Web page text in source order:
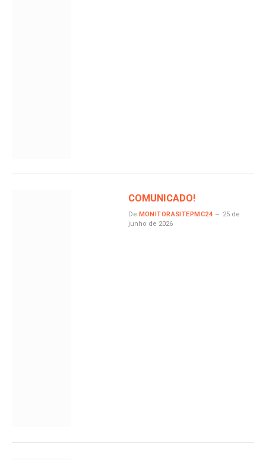
COMUNICADO!
De MONITORASITEPMC24
25 de
junho de 2026